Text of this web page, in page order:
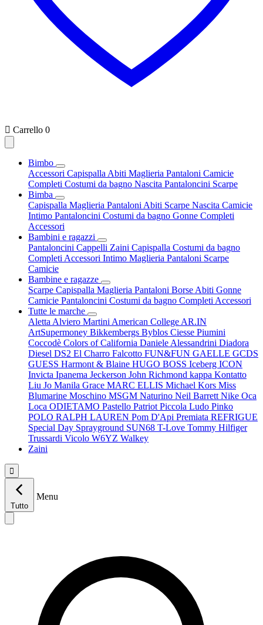
 Carrello 0
Bimbo
Accessori Capispalla Abiti Maglieria Pantaloni Camicie
Completi Costumi da bagno Nascita Pantaloncini Scarpe
Bimba
Capispalla Maglieria Pantaloni Abiti Scarpe Nascita Camicie
Intimo Pantaloncini Costumi da bagno Gonne Completi
Accessori
Bambini e ragazzi
Pantaloncini Cappelli Zaini Capispalla Costumi da bagno
Completi Accessori Intimo Maglieria Pantaloni Scarpe
Camicie
Bambine e ragazze
Scarpe Capispalla Maglieria Pantaloni Borse Abiti Gonne
Camicie Pantaloncini Costumi da bagno Completi Accessori
Tutte le marche
Aletta Alviero Martini American College AR.IN
ArtSupermoney Bikkembergs Byblos Ciesse Piumini
Coccodè Colors of California Daniele Alessandrini Diadora
Diesel DS2 El Charro Falcotto FUN&FUN GAELLE GCDS
GUESS Harmont & Blaine HUGO BOSS Iceberg ICON
Invicta Ipanema Jeckerson John Richmond kappa Kontatto
Liu Jo Manila Grace MARC ELLIS Michael Kors Miss
Blumarine Moschino MSGM Naturino Neil Barrett Nike Oca
Loca ODIETAMO Pastello Patriot Piccola Ludo Pinko
POLO RALPH LAUREN Pom D'Api Premiata REFRIGUE
Special Day Sprayground SUN68 T-Love Tommy Hilfiger
Trussardi Vicolo W6YZ Walkey
Zaini

Tutto
Menu